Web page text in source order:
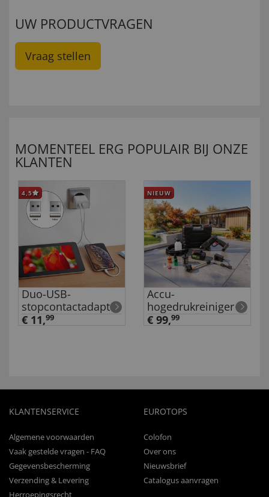
UW PRODUCTVRAGEN
Vraag stellen
MOMENTEEL ERG POPULAIR BIJ ONZE
KLANTEN
4,5
Duo-USB-
stopcontactadapter
€ 11,99
NIEUW
Accu-
hogedrukreiniger
€ 99,99
KLANTENSERVICE
Algemene voorwaarden
Vaak gestelde vragen - FAQ
Gegevensbescherming
Verzending & Levering
Herroepingsrecht
EUROTOPS
Colofon
Over ons
Nieuwsbrief
Catalogus aanvragen